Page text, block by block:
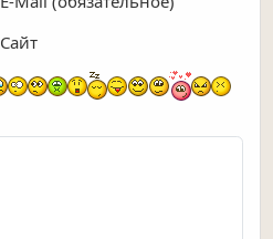
Сайт